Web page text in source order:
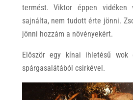
termést. Viktor éppen
sajnálta, nem tudott érte jönni.
jönni hozzám a növényekért.
Először egy kínai ihletésű
spárgasalátából csirkével.